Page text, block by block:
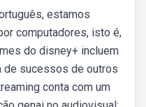
estamos
computadores, isto é,
do disney+ incluem
de sucessos de outros
conta com um